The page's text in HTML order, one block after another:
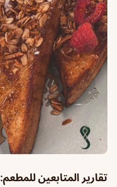
تقارير المتابعين للمطعم: